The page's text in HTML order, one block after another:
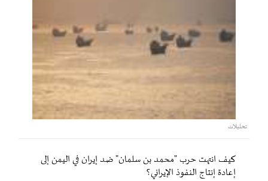
تحليلات
كيف انتهت حرب "محمد بن سلمان" ضد إيران في اليمن إلى
إعادة إنتاج النفوذ الإيراني؟